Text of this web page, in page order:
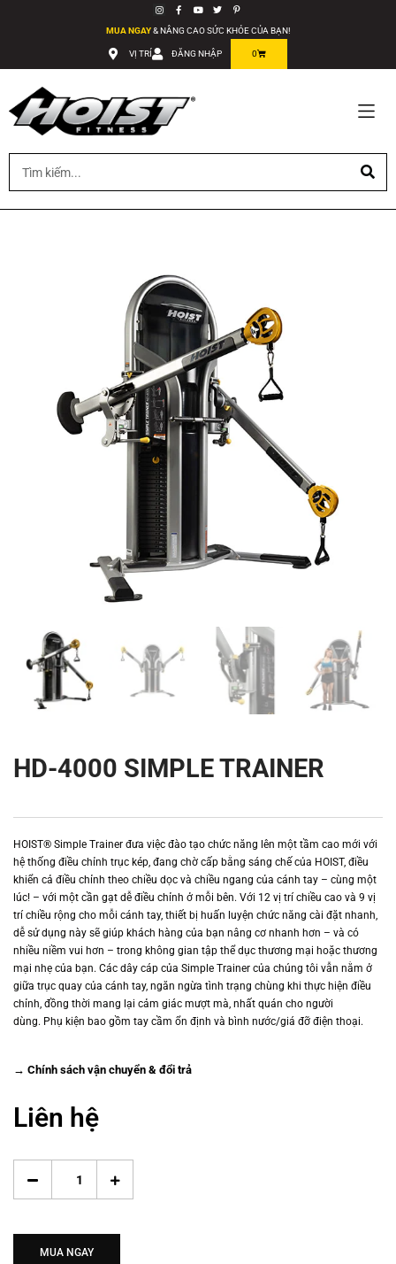
MUA NGAY& NÂNG CAO SỨC KHỎE CỦA BẠN!
VỊ TRÍ ĐĂNG NHẬP 0
HD-4000 SIMPLE TRAINER
HOIST® Simple Trainer đưa việc đào tạo chức năng lên một tầm cao mới với
hệ thống điều chỉnh trục kép, đang chờ cấp bằng sáng chế của HOIST, điều
khiển cả điều chỉnh theo chiều dọc và chiều ngang của cánh tay – cùng một
lúc! – với một cần gạt dễ điều chỉnh ở mỗi bên. Với 12 vị trí chiều cao và 9 vị
trí chiều rộng cho mỗi cánh tay, thiết bị huấn luyện chức năng cài đặt nhanh,
dễ sử dụng này sẽ giúp khách hàng của bạn nâng cơ nhanh hơn – và có
nhiều niềm vui hơn – trong không gian tập thể dục thương mại hoặc thương
mại nhẹ của bạn. Các dây cáp của Simple Trainer của chúng tôi vẫn nằm ở
giữa trục quay của cánh tay, ngăn ngừa tình trạng chùng khi thực hiện điều
chỉnh, đồng thời mang lại cảm giác mượt mà, nhất quán cho người
dùng. Phụ kiện bao gồm tay cầm ổn định và bình nước/giá đỡ điện thoại.
→ Chính sách vận chuyển & đổi trả
Liên hệ
MUA NGAY